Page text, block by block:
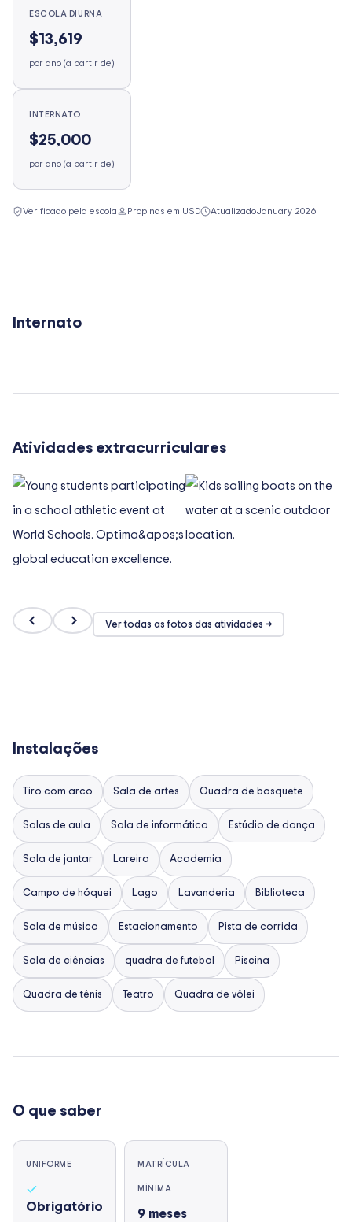
ESCOLA DIURNA
$13,619
por ano (a partir de)
INTERNATO
$25,000
por ano (a partir de)
Verificado pela escola Propinas em USD AtualizadoJanuary 2026
Internato
Atividades extracurriculares
Ver todas as fotos das atividades →
Instalações
Tiro com arco Sala de artes Quadra de basquete
Salas de aula Sala de informática Estúdio de dança
Sala de jantar Lareira Academia
Campo de hóquei Lago Lavanderia Biblioteca
Sala de música Estacionamento Pista de corrida
Sala de ciências quadra de futebol Piscina
Quadra de tênis Teatro Quadra de vôlei
O que saber
UNIFORME
Obrigatório
MATRÍCULA
MÍNIMA
9 meses